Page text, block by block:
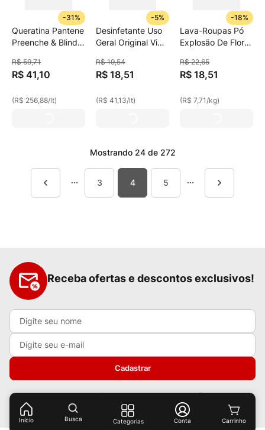
Início Busca Categorias Conta
-31%
Queratina Pantene
Preenche & Blinda
R$ 59,71
R$ 41,10
(R$ 256,88/lt)
-5%
Desinfetante Uso
Geral Original Vim
Frasco 450ml
Borrifador
R$ 19,54
R$ 18,51
(R$ 41,13/lt)
-18%
Lava-Roupas Pó
Explosão De Flores
R$ 22,65
R$ 18,51
(R$ 7,71/kg)
Mostrando 24 de 272
3 4 5
Receba ofertas e descontos exclusivos!
Cadastrar
Ao cadastrar-se você concorda com nossas
políticas de
privacidade.